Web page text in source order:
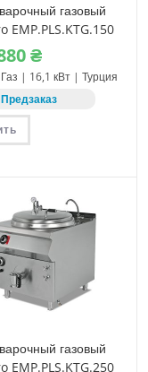
газовый
EMP.PLS.KTG.150
₴
| 16,1 кВт | Турция
Предзаказ
газовый
EMP.PLS.KTG.250